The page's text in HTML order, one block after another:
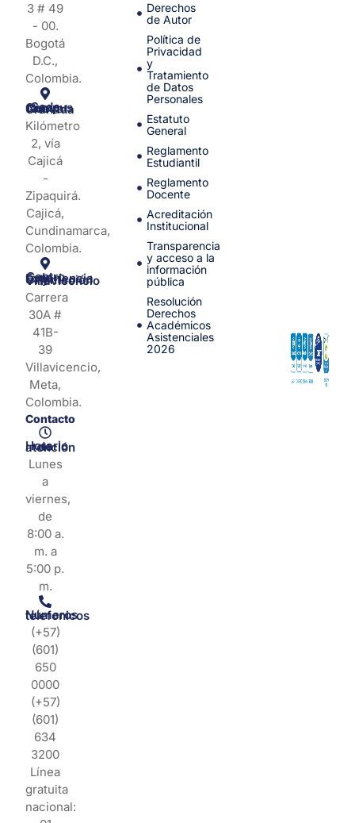
3 # 49
- 00.
Bogotá
D.C.,
Colombia.
Sede Campus Nueva Granada
Kilómetro
2, vía
Cajicá
-
Zipaquirá.
Cajicá,
Cundinamarca,
Colombia.
Centro de Experiencia y Orientación Villavicencio
Carrera
30A #
41B-
39
Villavicencio,
Meta,
Colombia.
Contacto
Horario de atención
Lunes
a
viernes,
de
8:00 a.
m. a
5:00 p.
m.
Números telefonicos
(+57)
(601)
650
0000
(+57)
(601)
634
3200
Línea
gratuita
nacional:
Derechos
de Autor
Política de
Privacidad
y
Tratamiento
de Datos
Personales
Estatuto
General
Reglamento
Estudiantil
Reglamento
Docente
Acreditación
Institucional
Transparencia
y acceso a la
información
pública
Resolución
Derechos
Académicos
Asistenciales
2026